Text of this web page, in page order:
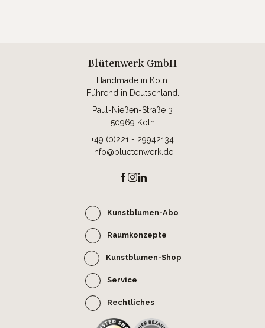
Blütenwerk GmbH
Handmade in Köln.
Führend in Deutschland.
Paul-Nießen-Straße 3
50969 Köln
+49 (0)221 - 29942134
info@bluetenwerk.de
Kunstblumen-Abo
Raumkonzepte
Kunstblumen-Shop
Service
Rechtliches